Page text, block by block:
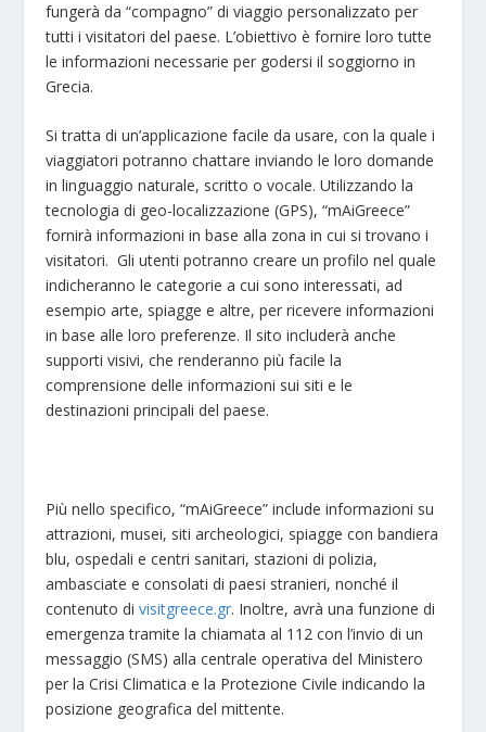
fungerà da “compagno” di viaggio personalizzato per
tutti i visitatori del paese. L’obiettivo è fornire loro tutte
le informazioni necessarie per godersi il soggiorno in
Grecia.
Si tratta di un’applicazione facile da usare, con la quale i
viaggiatori potranno chattare inviando le loro domande
in linguaggio naturale, scritto o vocale. Utilizzando la
tecnologia di geo-localizzazione (GPS), “mAiGreece”
fornirà informazioni in base alla zona in cui si trovano i
visitatori. Gli utenti potranno creare un profilo nel quale
indicheranno le categorie a cui sono interessati, ad
esempio arte, spiagge e altre, per ricevere informazioni
in base alle loro preferenze. Il sito includerà anche
supporti visivi, che renderanno più facile la
comprensione delle informazioni sui siti e le
destinazioni principali del paese.
Più nello specifico, “mAiGreece” include informazioni su
attrazioni, musei, siti archeologici, spiagge con bandiera
blu, ospedali e centri sanitari, stazioni di polizia,
ambasciate e consolati di paesi stranieri, nonché il
contenuto divisitgreece.gr. Inoltre, avrà una funzione di
emergenza tramite la chiamata al 112 con l’invio di un
messaggio (SMS) alla centrale operativa del Ministero
per la Crisi Climatica e la Protezione Civile indicando la
posizione geografica del mittente.